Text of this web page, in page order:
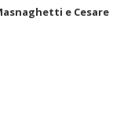
e Cesare